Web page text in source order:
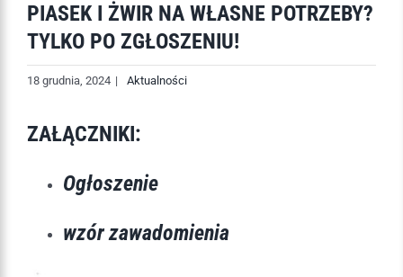
PIASEK I ŻWIR NA WŁASNE POTRZEBY?
TYLKO PO ZGŁOSZENIU!
18 grudnia, 2024 | Aktualności
ZAŁĄCZNIKI:
Ogłoszenie
wzór zawadomienia